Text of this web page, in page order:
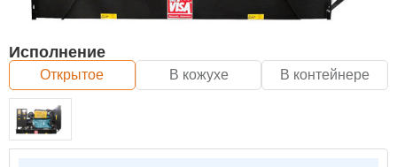
Исполнение
Открытое В кожухе В контейнере